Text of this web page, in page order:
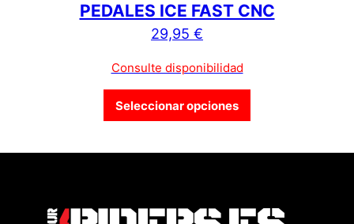
PEDALES ICE FAST CNC
29,95 €
Consulte disponibilidad
Seleccionar opciones